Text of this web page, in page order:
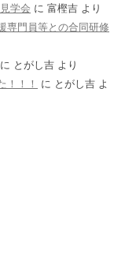
学会 に 富樫吉 より
専門員等との合同研修
に とがし吉 より
！！！
に とがし吉 よ